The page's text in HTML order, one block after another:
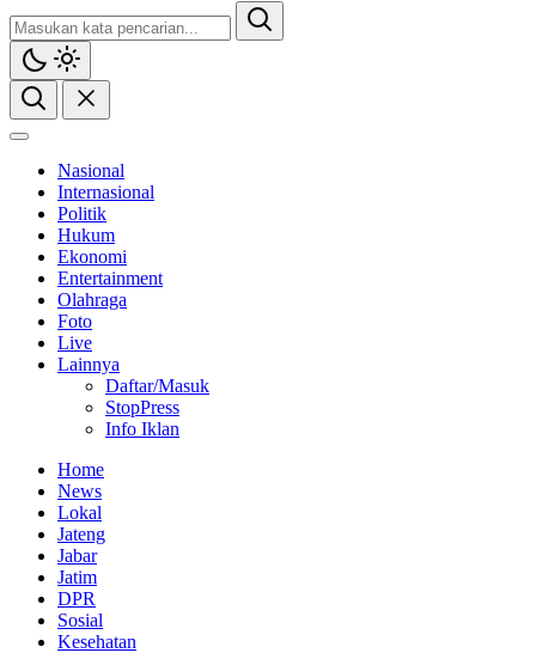
Nasional
Internasional
Politik
Hukum
Ekonomi
Entertainment
Olahraga
Foto
Live
Lainnya
Daftar/Masuk
StopPress
Info Iklan
Home
News
Lokal
Jateng
Jabar
Jatim
DPR
Sosial
Kesehatan